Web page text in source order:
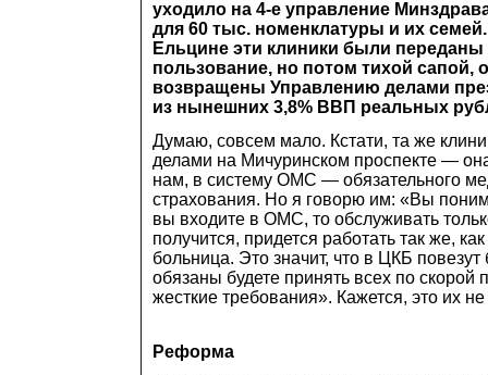
уходило на 4-е управление
для 60 тыс. номенклатуры и их
Ельцине эти клиники были
пользование, но потом тихой сапой,
возвращены Управлению делами
из нынешних 3,8% ВВП реальных
Думаю, совсем мало. Кстати, та же
делами на Мичуринском проспекте —
нам, в систему ОМС — обязательного
страхования. Но я говорю им: «Вы
вы входите в ОМС, то обслуживать
получится, придется работать так же,
больница. Это значит, что в ЦКБ
обязаны будете принять всех по
жесткие требования». Кажется, это их не
Реформа